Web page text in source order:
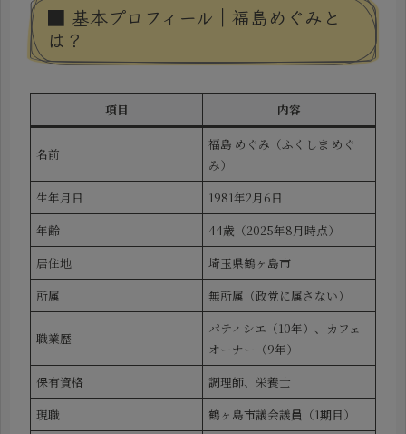
■ 基本プロフィール｜福島めぐみと
は？
項目 内容
名前
福島 めぐみ（ふくしま めぐ
み）
生年月日
1981年2月6日
年齢
44歳（2025年8月時点）
居住地
埼玉県鶴ヶ島市
所属
無所属（政党に属さない）
職業歴
パティシエ（10年）、カフェ
オーナー（9年）
保有資格
調理師、栄養士
現職
鶴ヶ島市議会議員（1期目）